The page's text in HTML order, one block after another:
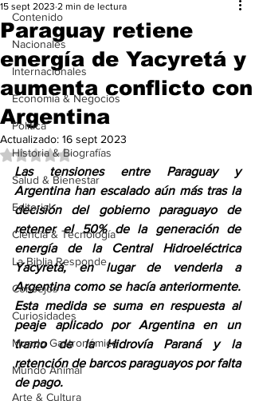
Contenido
Nacionales
Internacionales
Economía & Negocios
Política
Historia & Biografías
Salud & Bienestar
Editorial
Ciencia & Tecnología
La Biblia Responde
Consejos
Curiosidades
Mundo Gastronómico
Mundo Animal
Arte & Cultura
Paraguay retiene
energía de Yacyretá y
aumenta conflicto con
Argentina
15 sept 2023 2 min de lectura
Actualizado: 16 sept 2023
Obtuvo NaN de 5 estrellas.
Las tensiones entre Paraguay y
Argentina han escalado aún más tras la
decisión del gobierno paraguayo de
retener el 50% de la generación de
energía de la Central Hidroeléctrica
Yacyretá, en lugar de venderla a
Argentina como se hacía anteriormente.
Esta medida se suma en respuesta al
peaje aplicado por Argentina en un
tramo de la Hidrovía Paraná y la
retención de barcos paraguayos por falta
de pago.